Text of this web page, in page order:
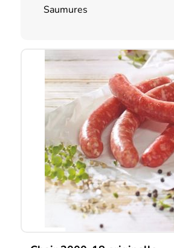
Saumures